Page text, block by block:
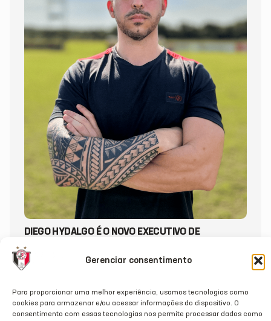
Gerenciar consentimento
Para proporcionar uma melhor experiência, usamos tecnologias como
cookies para armazenar e/ou acessar informações do dispositivo. O
consentimento com essas tecnologias nos permite processar dados como
DIEGO HYDALGO É O NOVO EXECUTIVO DE
FUTEBOL DO JEC
20/07/2026